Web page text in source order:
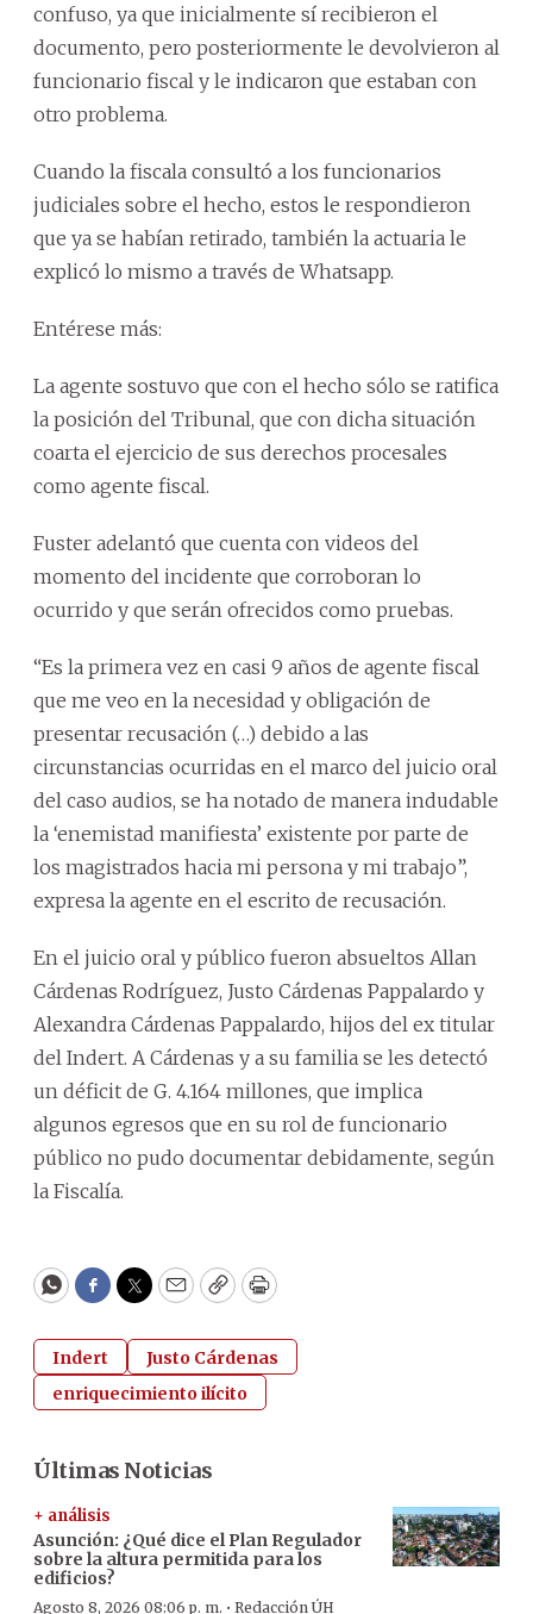
confuso, ya que inicialmente sí recibieron el
documento, pero posteriormente le devolvieron al
funcionario fiscal y le indicaron que estaban con
otro problema.
Cuando la fiscala consultó a los funcionarios
judiciales sobre el hecho, estos le respondieron
que ya se habían retirado, también la actuaria le
explicó lo mismo a través de Whatsapp.
Entérese más:
La agente sostuvo que con el hecho sólo se ratifica
la posición del Tribunal, que con dicha situación
coarta el ejercicio de sus derechos procesales
como agente fiscal.
Fuster adelantó que cuenta con videos del
momento del incidente que corroboran lo
ocurrido y que serán ofrecidos como pruebas.
“Es la primera vez en casi 9 años de agente fiscal
que me veo en la necesidad y obligación de
presentar recusación (…) debido a las
circunstancias ocurridas en el marco del juicio oral
del caso audios, se ha notado de manera indudable
la ‘enemistad manifiesta’ existente por parte de
los magistrados hacia mi persona y mi trabajo”,
expresa la agente en el escrito de recusación.
En el juicio oral y público fueron absueltos Allan
Cárdenas Rodríguez, Justo Cárdenas Pappalardo y
Alexandra Cárdenas Pappalardo, hijos del ex titular
del Indert. A Cárdenas y a su familia se les detectó
un déficit de G. 4.164 millones, que implica
algunos egresos que en su rol de funcionario
público no pudo documentar debidamente, según
la Fiscalía.
WhatsApp
Facebook
Twitter
EmailCopyPrint
Indert
Justo Cárdenas
enriquecimiento ilícito
Últimas Noticias
+ análisis
Asunción: ¿Qué dice el Plan Regulador
sobre la altura permitida para los
edificios?
Agosto 8, 2026 08:06 p. m. · Redacción ÚH